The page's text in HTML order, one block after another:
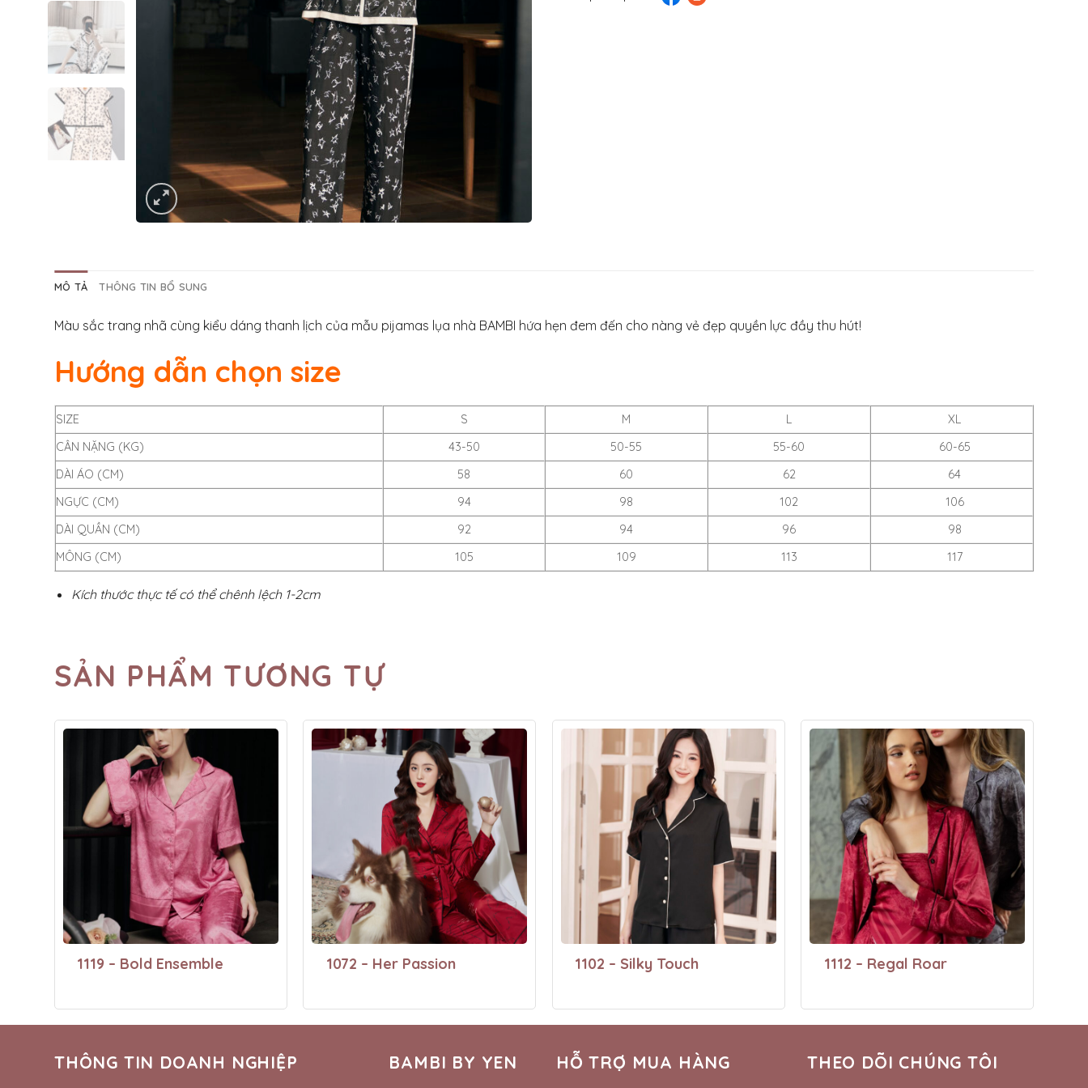
MÔ TẢ THÔNG TIN BỔ SUNG
Màu sắc trang nhã cùng kiểu dáng thanh lịch của mẫu pijamas lụa nhà BAMBI hứa hẹn đem đến cho nàng vẻ đẹp quyền lực đầy thu hút!
Hướng dẫn chọn size
SIZE S M L
XL
CÂN NẶNG (KG)
43-50 50-55 55-60
60-65
DÀI ÁO (CM)
58 60 62
64
NGỰC (CM)
94 98 102
106
DÀI QUẦN (CM)
92 94 96
98
MÔNG (CM)
105 109 113 117
Kích thước thực tế có thể chênh lệch 1-2cm
SẢN PHẨM TƯƠNG TỰ
1119 – Bold Ensemble 1072 – Her Passion 1102 – Silky Touch 1112 – Regal Roar
THÔNG TIN DOANH NGHIỆP BAMBI BY YEN HỖ TRỢ MUA HÀNG THEO DÕI CHÚNG TÔI